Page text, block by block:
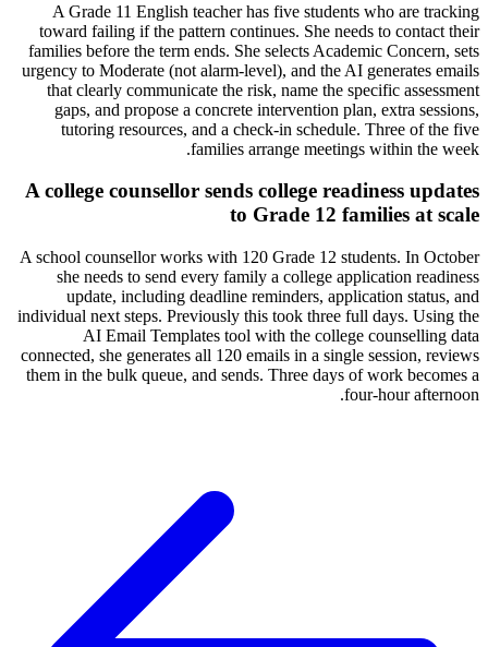
A Grade 11 English teacher has five students who are tracking
toward failing if the pattern continues. She needs to contact their
families before the term ends. She selects Academic Concern, sets
urgency to Moderate (not alarm-level), and the AI generates emails
that clearly communicate the risk, name the specific assessment
gaps, and propose a concrete intervention plan, extra sessions,
tutoring resources, and a check-in schedule. Three of the five
families arrange meetings within the week.
A college counsellor sends college readiness updates
to Grade 12 families at scale
A school counsellor works with 120 Grade 12 students. In October
she needs to send every family a college application readiness
update, including deadline reminders, application status, and
individual next steps. Previously this took three full days. Using the
AI Email Templates tool with the college counselling data
connected, she generates all 120 emails in a single session, reviews
them in the bulk queue, and sends. Three days of work becomes a
four-hour afternoon.